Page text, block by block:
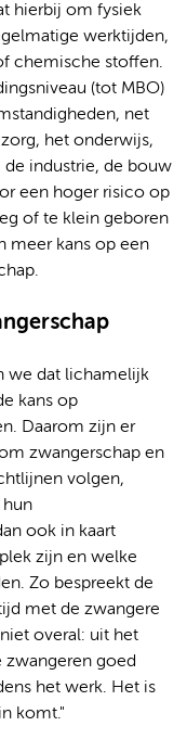
hierbij om fysiek
werktijden,
chemische stoffen.
(tot MBO)
net
het onderwijs,
industrie, de bouw
een hoger risico op
of te klein geboren
meer kans op een
we dat lichamelijk
kans op
Daarom zijn er
zwangerschap en
volgen,
hun
ook in kaart
zijn en welke
Zo bespreekt de
met de zwangere
overal: uit het
zwangeren goed
het werk. Het is
komt."